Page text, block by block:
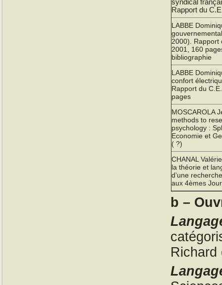
syndical
Rapport du
LABBE
2000). Rapport
2001, 160
bibliographie
LABBE
confort
Rapport du
pages
MOSCAROLA
methods to
psychology :
Economie et
( ?)
CHANAL
la théorie et
d’une
aux 4èmes
b –
Richard